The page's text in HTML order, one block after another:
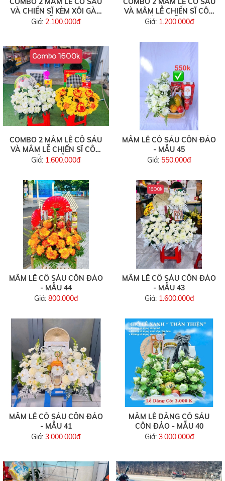
VÀ CHIẾN SĨ KÈM XÔI GÀ -
MẪU 48
Giá: 2.100.000đ
VÀ MÂM LỄ CHIẾN SĨ CÔN
ĐẢO - MẪU 46
Giá: 1.200.000đ
COMBO 2 MÂM LỄ CÔ SÁU
VÀ MÂM LỄ CHIẾN SĨ CÔN
ĐẢO - MẪU 47
Giá: 1.600.000đ
MÂM LỄ CÔ SÁU CÔN ĐẢO
- MẪU 45
Giá: 550.000đ
MÂM LỄ CÔ SÁU CÔN ĐẢO
- MẪU 44
Giá: 800.000đ
MÂM LỄ CÔ SÁU CÔN ĐẢO
- MẪU 43
Giá: 1.600.000đ
MÂM LỄ CÔ SÁU CÔN ĐẢO
- MẪU 41
Giá:3.000.000đ
MÂM LỄ DÂNG CÔ SÁU
CÔN ĐẢO - MẪU 40
Giá: 3.000.000đ